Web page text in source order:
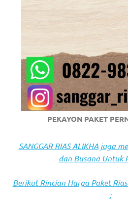
anchor
https://
check
this
link
right
now
https://
visit
PEKAYON PAKET
SANGGAR RIAS ALIKHA juga
dan Busana Untuk
Berikut Rincian Harga Paket
: